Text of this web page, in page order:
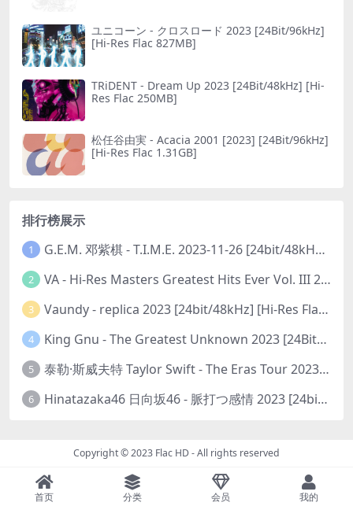
ユニコーン - クロスロード 2023 [24Bit/96kHz]
[Hi-Res Flac 827MB]
TRiDENT - Dream Up 2023 [24Bit/48kHz] [Hi-
Res Flac 250MB]
松任谷由実 - Acacia 2001 [2023] [24Bit/96kHz]
[Hi-Res Flac 1.31GB]
排行榜展示
1 G.E.M. 邓紫棋 - T.I.M.E. 2023-11-26 [24bit/48kHz] [Hi-Res Flac 313MB]
2 VA - Hi-Res Masters Greatest Hits Ever Vol. III 2023 [24Bit/192kHz] [Hi-Res Flac 10.5GB]
3 Vaundy - replica 2023 [24bit/48kHz] [Hi-Res Flac 1.6GB]
4 King Gnu - The Greatest Unknown 2023 [24Bit/48kHz] [Hi-Res Flac 752MB]
5 泰勒·斯威夫特 Taylor Swift - The Eras Tour 2023 [24bit/44.1kHz] [Hi-Res Flac 2.02GB]
6 Hinatazaka46 日向坂46 - 脈打つ感情 2023 [24bit/96kHz] [Hi-Res Flac 3.3GB]
Copyright © 2023 Flac HD- All rights reserved
首页 分类 会员 我的